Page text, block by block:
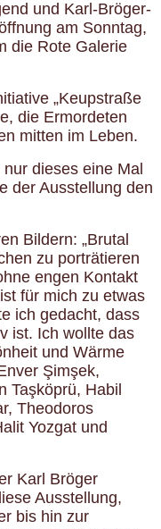
und Karl-Bröger-
am Sonntag,
die Rote Galerie
„Keupstraße
die Ermordeten
mitten im Leben.
dieses eine Mal
der Ausstellung den
Bildern: „Brutal
zu porträtieren
engen Kontakt
für mich zu etwas
ich gedacht, dass
ist. Ich wollte das
und Wärme
Şimşek,
Taşköprü, Habil
Theodoros
Yozgat und
Karl Bröger
Ausstellung,
bis hin zur